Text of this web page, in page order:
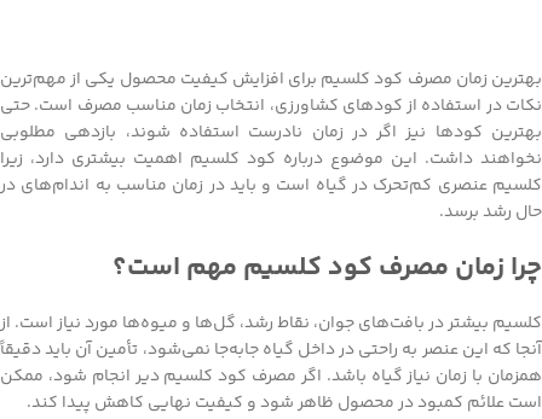
بهترین زمان مصرف کود کلسیم برای افزایش کیفیت محصول یکی از مهم‌ترین
نکات در استفاده از کودهای کشاورزی، انتخاب زمان مناسب مصرف است. حتی
بهترین کودها نیز اگر در زمان نادرست استفاده شوند، بازدهی مطلوبی
نخواهند داشت. این موضوع درباره کود کلسیم اهمیت بیشتری دارد، زیرا
کلسیم عنصری کم‌تحرک در گیاه است و باید در زمان مناسب به اندام‌های در
حال رشد برسد.
چرا زمان مصرف کود کلسیم مهم است؟
کلسیم بیشتر در بافت‌های جوان، نقاط رشد، گل‌ها و میوه‌ها مورد نیاز است. از
آنجا که این عنصر به راحتی در داخل گیاه جابه‌جا نمی‌شود، تأمین آن باید دقیقاً
همزمان با زمان نیاز گیاه باشد. اگر مصرف کود کلسیم دیر انجام شود، ممکن
است علائم کمبود در محصول ظاهر شود و کیفیت نهایی کاهش پیدا کند.